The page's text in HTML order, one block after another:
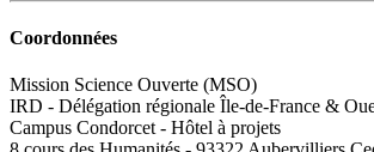
Coordonnées
Mission Science Ouverte (MSO)
IRD - Délégation régionale Île-de-France &
Campus Condorcet - Hôtel à projets